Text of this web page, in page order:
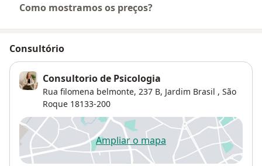
Como mostramos os preços?
Consultório
Consultorio de Psicologia
Rua filomena belmonte, 237 B, Jardim Brasil , São
Roque 18133-200
Ampliar o mapaabre num novo separador